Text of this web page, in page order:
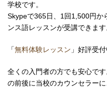
学校です。
Skypeで365日、1回1,500円か
ンス語レッスンが受講できます
「無料体験レッスン 」好評受
全くの入門者の方でも安心で
の前後に当校のカウンセラー